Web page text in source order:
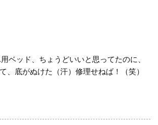
ベッド、ちょうどいいと思ってたのに、
、底がぬけた（汗）修理せねば！（笑）